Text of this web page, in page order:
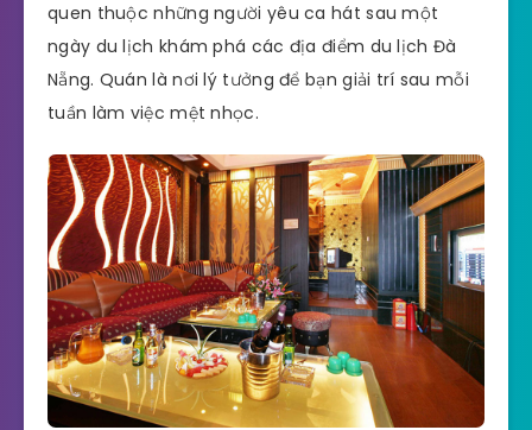
quen thuộc những người yêu ca hát sau một
ngày du lịch khám phá các địa điểm du lịch Đà
Nẵng. Quán là nơi lý tưởng để bạn giải trí sau mỗi
tuần làm việc mệt nhọc.